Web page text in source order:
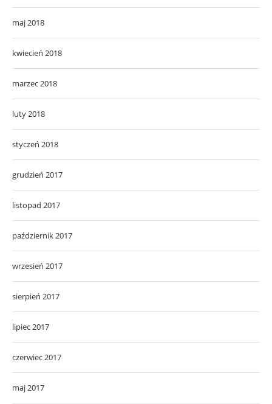
maj 2018
kwiecień 2018
marzec 2018
luty 2018
styczeń 2018
grudzień 2017
listopad 2017
październik 2017
wrzesień 2017
sierpień 2017
lipiec 2017
czerwiec 2017
maj 2017